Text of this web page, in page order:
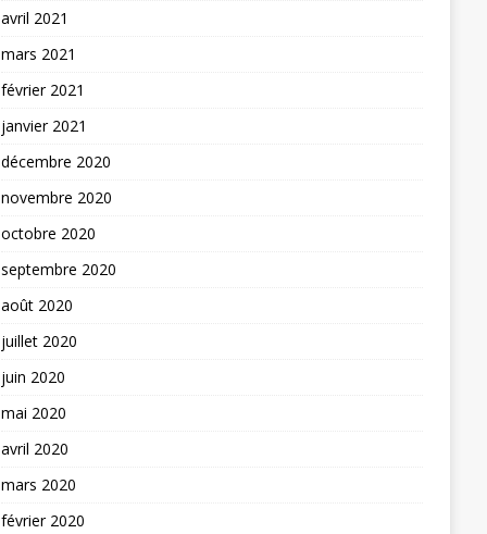
avril 2021
mars 2021
février 2021
janvier 2021
décembre 2020
novembre 2020
octobre 2020
septembre 2020
août 2020
juillet 2020
juin 2020
mai 2020
avril 2020
mars 2020
février 2020